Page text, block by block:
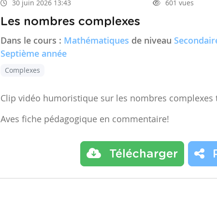
30 juin 2026 13:43 601 vues
Les nombres complexes
Dans le cours : Mathématiques de niveau
Septième année
Complexes
Clip vidéo humoristique sur les nombres complexes
Aves fiche pédagogique en commentaire!
Télécharger